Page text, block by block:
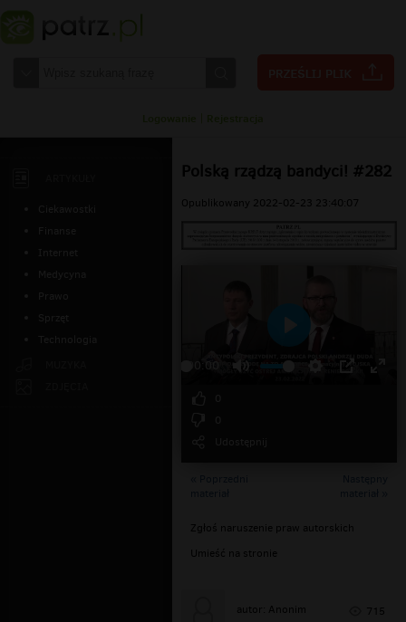
Polską rządzą bandyci! #282
Opublikowany 2022-02-23 23:40:07
00:00
Zgłoś naruszenie praw autorskich
Umieść na stronie
autor: Anonim 715